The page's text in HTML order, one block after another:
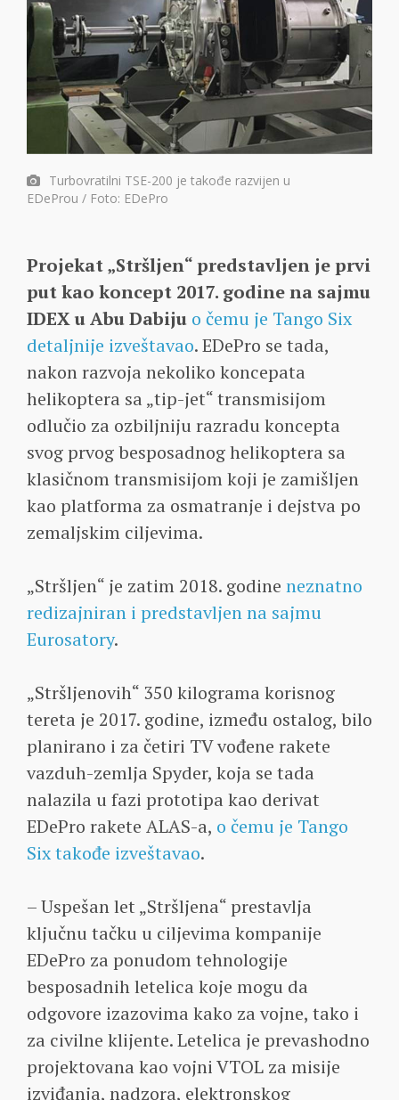
Turbovratilni TSE-200 je takođe razvijen u
EDeProu / Foto: EDePro
Projekat „Stršljen“ predstavljen je prvi
put kao koncept 2017. godine na sajmu
IDEX u Abu Dabiju o čemu je Tango Six
detaljnije izveštavao. EDePro se tada,
nakon razvoja nekoliko koncepata
helikoptera sa „tip-jet“ transmisijom
odlučio za ozbiljniju razradu koncepta
svog prvog besposadnog helikoptera sa
klasičnom transmisijom koji je zamišljen
kao platforma za osmatranje i dejstva po
zemaljskim ciljevima.
„Stršljen“ je zatim 2018. godine neznatno
redizajniran i predstavljen na sajmu
Eurosatory.
„Stršljenovih“ 350 kilograma korisnog
tereta je 2017. godine, između ostalog, bilo
planirano i za četiri TV vođene rakete
vazduh-zemlja Spyder, koja se tada
nalazila u fazi prototipa kao derivat
EDePro rakete ALAS-a, o čemu je Tango
Six takođe izveštavao.
– Uspešan let „Stršljena“ prestavlja
ključnu tačku u ciljevima kompanije
EDePro za ponudom tehnologije
besposadnih letelica koje mogu da
odgovore izazovima kako za vojne, tako i
za civilne klijente. Letelica je prevashodno
projektovana kao vojni VTOL za misije
izviđanja, nadzora, elektronskog